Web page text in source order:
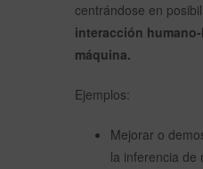
centrándose en
interacción
máquina.
Ejemplos:
Mejorar o
la inferencia de